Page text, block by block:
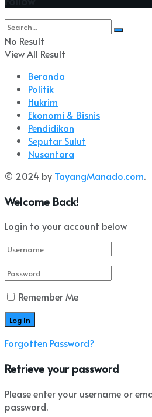
No Result
View All Result
Beranda
Politik
Hukrim
Ekonomi & Bisnis
Pendidikan
Seputar Sulut
Nusantara
© 2024 by TayangManado.com.
Welcome Back!
Login to your account below
Remember Me
Forgotten Password?
Retrieve your password
Please enter your username or
password.